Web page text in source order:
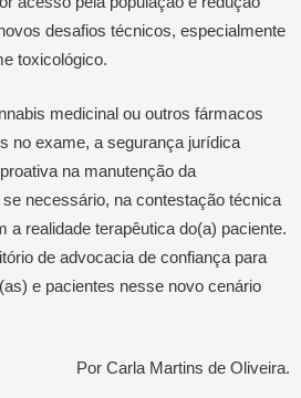
desafios técnicos, especialmente
toxicológico.
medicinal ou outros fármacos
no exame, a segurança jurídica
na manutenção da
necessário, na contestação técnica
a realidade terapêutica do(a) paciente.
de advocacia de confiança para
e pacientes nesse novo cenário
Por Carla Martins de Oliveira.